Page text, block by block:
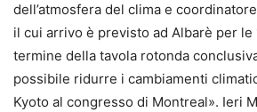
dell’atmosfera del clima e
il cui arrivo è previsto ad Albarè per le
termine della tavola rotonda
possibile ridurre i cambiamenti
Kyoto al congresso di Montreal». Ieri